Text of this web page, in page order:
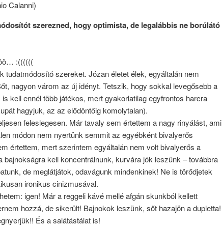
Calanni)
szerezned, hogy optimista, de legalábbis ne borúlátó
:((((((
tudatmódosító szereket. Józan életet élek, egyáltalán nem
nagyon várom az új idényt. Tetszik, hogy sokkal levegősebb a
kell ennél több játékos, mert gyakorlatilag egyfrontos harcra
hagyjuk, az az elődöntőig komolytalan).
feleslegesen. Már tavaly sem értettem a nagy rinyálást, ami
módon nem nyertünk semmit az egyébként bivalyerős
értettem, mert szerintem egyáltalán nem volt bivalyerős a
bajnokságra kell koncentrálnunk, kurvára jók leszünk – továbbra
de meglátjátok, odavágunk mindenkinek! Ne is törődjetek
ironikus cinizmusával.
igen! Már a reggeli kávé mellé afgán skunkból kellett
hozzá, de sikerült! Bajnokok leszünk, sőt hazajön a dupletta!
És a salátástálat is!